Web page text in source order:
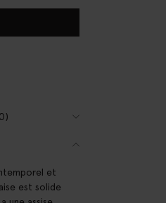
et
est solide